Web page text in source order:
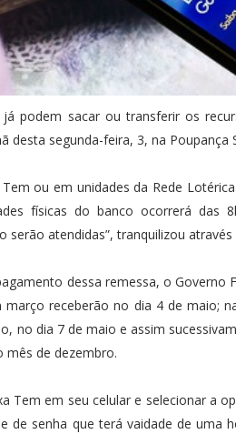
podem sacar ou transferir os
segunda-feira, 3, na Poupança
ou em unidades da Rede
físicas do banco ocorrerá das
atendidas”, tranquilizou através
dessa remessa, o Governo
receberão no dia 4 de maio;
no dia 7 de maio e assim
mês de dezembro.
Tem em seu celular e selecionar a
de senha que terá vaidade de uma